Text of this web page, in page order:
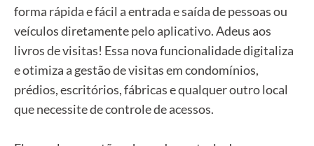
forma rápida e fácil a entrada e saída de pessoas ou
veículos diretamente pelo aplicativo. Adeus aos
livros de visitas! Essa nova funcionalidade digitaliza
e otimiza a gestão de visitas em condomínios,
prédios, escritórios, fábricas e qualquer outro local
que necessite de controle de acessos.